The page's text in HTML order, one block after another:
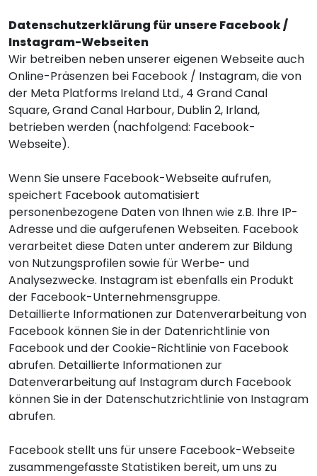
Datenschutzerklärung für unsere Facebook /
Instagram-Webseiten
Wir betreiben neben unserer eigenen Webseite auch
Online-Präsenzen bei Facebook / Instagram, die von
der Meta Platforms Ireland Ltd., 4 Grand Canal
Square, Grand Canal Harbour, Dublin 2, Irland,
betrieben werden (nachfolgend: Facebook-
Webseite).
Wenn Sie unsere Facebook-Webseite aufrufen,
speichert Facebook automatisiert
personenbezogene Daten von Ihnen wie z.B. Ihre IP-
Adresse und die aufgerufenen Webseiten. Facebook
verarbeitet diese Daten unter anderem zur Bildung
von Nutzungsprofilen sowie für Werbe- und
Analysezwecke. Instagram ist ebenfalls ein Produkt
der Facebook-Unternehmensgruppe.
Detaillierte Informationen zur Datenverarbeitung von
Facebook können Sie in der Datenrichtlinie von
Facebookund derCookie-Richtlinie von Facebook
abrufen. Detaillierte Informationen zur
Datenverarbeitung auf Instagram durch Facebook
können Sie in der Datenschutzrichtlinie von Instagram
abrufen.
Facebook stellt uns für unsere Facebook-Webseite
zusammengefasste Statistiken bereit, um uns zu